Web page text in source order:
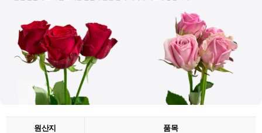
원산지 품목